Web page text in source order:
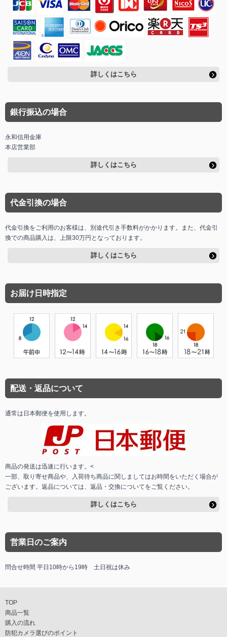
詳しくはこちら
銀行振込の場合
永和信用金庫
本店営業部
詳しくはこちら
代金引換の場合
代金引換をご利用のお客様は、別途代引き手数料がかかります。また、代金引
換での商品購入は、上限30万円となっております。
詳しくはこちら
お届け日時指定
配送・返品について
通常は日本郵便を使用します。
商品の発送は迅速に行います。<
一部、取り寄せ商品や、入荷待ち商品に関しましてはお時間をいただく場合が
ございます。返品については、返品・交換についてをご覧ください。
詳しくはこちら
営業日のご案内
問合せ時間 平日10時から19時 土日祝は休み
TOP
商品一覧
購入の流れ
防犯カメラ選びのポイント